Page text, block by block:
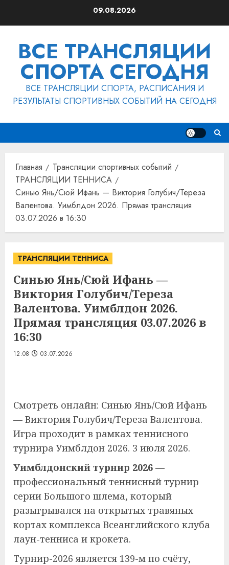
09.08.2026
ВСЕ ТРАНСЛЯЦИИ
СПОРТА СЕГОДНЯ
ВСЕ ТРАНСЛЯЦИИ СПОРТА, РАСПИСАНИЯ И
РЕЗУЛЬТАТЫ СПОРТИВНЫХ СОБЫТИЙ НА СЕГОДНЯ
Главная
Трансляции спортивных событий
ТРАНСЛЯЦИИ ТЕННИСА
Синью Янь/Сюй Ифань — Виктория Голубич/Тереза
Валентова. Уимблдон 2026. Прямая трансляция
03.07.2026 в 16:30
ТРАНСЛЯЦИИ ТЕННИСА
Синью Янь/Сюй Ифань —
Виктория Голубич/Тереза
Валентова. Уимблдон 2026.
Прямая трансляция 03.07.2026 в
16:30
12:08 03.07.2026
Смотреть онлайн: Синью Янь/Сюй Ифань
— Виктория Голубич/Тереза Валентова.
Игра проходит в рамках теннисного
турнира Уимблдон 2026. 3 июля 2026.
Уимблдонский турнир 2026 —
профессиональный теннисный турнир
серии Большого шлема, который
разыгрывался на открытых травяных
кортах комплекса Всеанглийского клуба
лаун-тенниса и крокета.
Турнир-2026 является 139-м по счёту,